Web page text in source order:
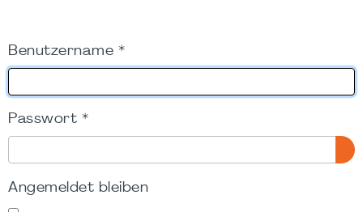
Benutzername *
Passwort *
Angemeldet bleiben